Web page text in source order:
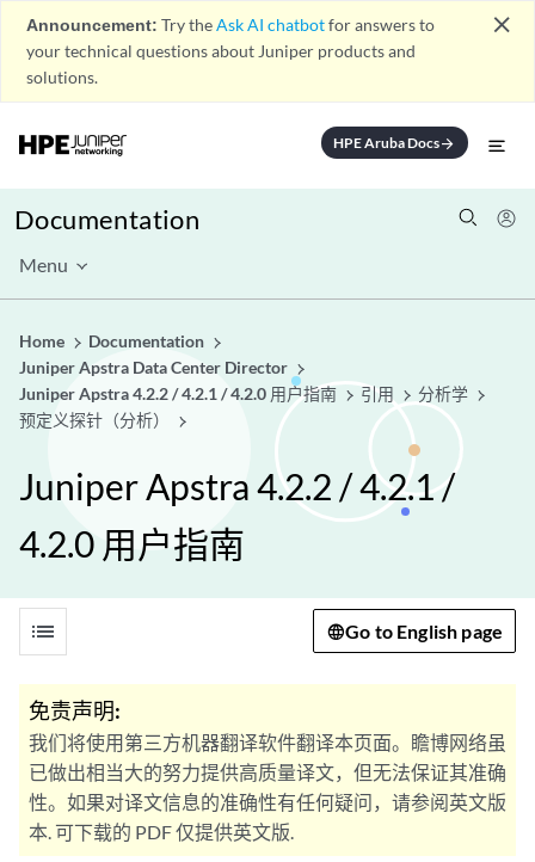
Announcement: Try theAsk AI chatbotfor answers to
your technical questions about Juniper products and
solutions.
close
HPE Aruba Docsarrow_forward
Documentation
Menu
Home
Documentation
Juniper Apstra Data Center Director
Juniper Apstra 4.2.2 / 4.2.1 / 4.2.0 用户指南
引用
分析学
预定义探针（分析）
Juniper Apstra 4.2.2 / 4.2.1 /
4.2.0 用户指南
list Go to English page
免责声明:
我们将使用第三方机器翻译软件翻译本页面。瞻博网络虽
已做出相当大的努力提供高质量译文，但无法保证其准确
性。如果对译文信息的准确性有任何疑问，请参阅英文版
本. 可下载的 PDF 仅提供英文版.